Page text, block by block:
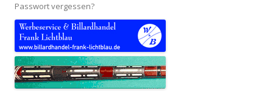
Passwort vergessen?